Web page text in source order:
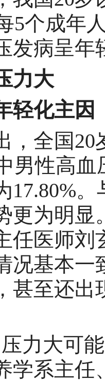
5个成年
发病呈年
力大
化主因
全国20
男性高
17.80%
更为明显
任医师
况基本一
甚至还
大可能
学系主